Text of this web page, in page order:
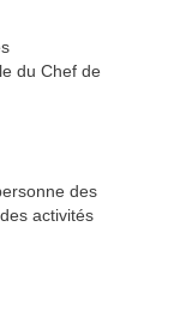
du Chef de
des
activités